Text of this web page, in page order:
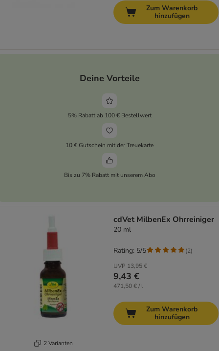
Zum Warenkorb
hinzufügen
Deine Vorteile
5% Rabatt ab 100 € Bestellwert
10 € Gutschein mit der Treuekarte
Bis zu 7% Rabatt mit unserem Abo
2 Varianten
cdVet MilbenEx Ohrreiniger
20 ml
UVP 13,95 €
9,43 €
471,50 € / l
Rating: 5/5 (2)
Zum Warenkorb
hinzufügen